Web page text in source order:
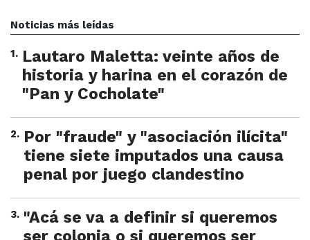
Noticias más leídas
1. Lautaro Maletta: veinte años de
historia y harina en el corazón de
"Pan y Cocholate"
2. Por "fraude" y "asociación ilícita"
tiene siete imputados una causa
penal por juego clandestino
3. "Acá se va a definir si queremos